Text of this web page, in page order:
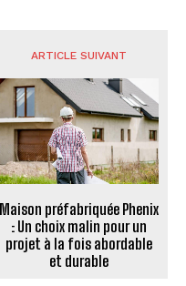
ARTICLE SUIVANT
Maison préfabriquée Phenix
: Un choix malin pour un
projet à la fois abordable
et durable